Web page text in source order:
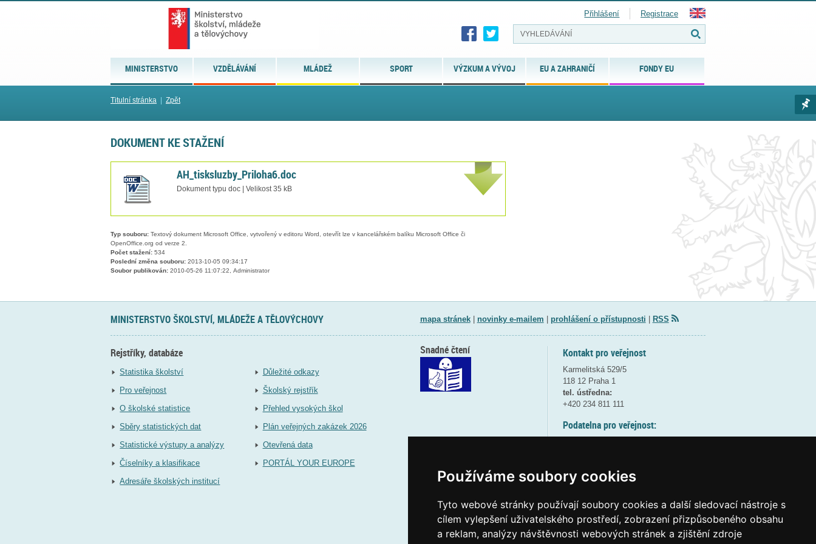
Používáme soubory cookies
Tyto webové stránky používají soubory cookies a další sledovací nástroje s
cílem vylepšení uživatelského prostředí, zobrazení přizpůsobeného obsahu
a reklam, analýzy návštěvnosti webových stránek a zjištění zdroje
MINISTERSTVO VZDĚLÁVÁNÍ MLÁDEŽ SPORT VÝZKUM A VÝVOJ EU A ZAHRANIČÍ FONDY EU
Přihlášení Registrace
Titulní stránka Zpět
DOKUMENT KE STAŽENÍ
AH_tisksluzby_Priloha6.doc
Dokument typu doc | Velikost 35 kB
Typ souboru: Textový dokument Microsoft Office, vytvořený v editoru Word, otevřít lze v kancelářském balíku Microsoft Office či
OpenOffice.org od verze 2.
Počet stažení: 534
Poslední změna souboru: 2013-10-05 09:34:17
Soubor publikován: 2010-05-26 11:07:22, Administrator
MINISTERSTVO ŠKOLSTVÍ, MLÁDEŽE A TĚLOVÝCHOVY mapa stránek| novinky e-mailem prohlášení o přístupnosti RSS
Rejstříky, databáze
Statistika školství
Pro veřejnost
O školské statistice
Sběry statistických dat
Statistické výstupy a analýzy
Číselníky a klasifikace
Adresáře školských institucí
Důležité odkazy
Školský rejstřík
Přehled vysokých škol
Plán veřejných zakázek 2026
Otevřená data
PORTÁL YOUR EUROPE
Kontakt pro veřejnost
Karmelitská 529/5
118 12 Praha 1
tel. ústředna:
+420 234 811 111
Podatelna pro veřejnost:
(více informací
Elektronická podatelna:
posta@msmtgov cz
Snadné čtení